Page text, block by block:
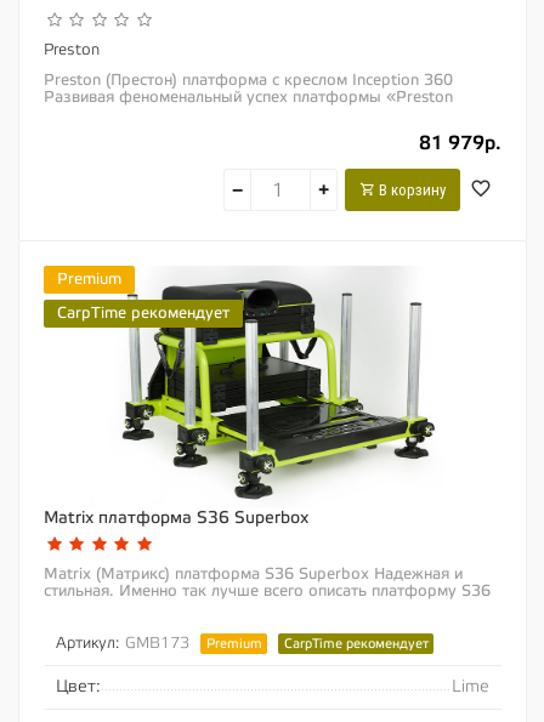
Preston
Preston (Престон) платформа с креслом Inception 360
Развивая феноменальный успех платформы «Preston
81 979р.
− + В корзину
Premium
CarpTime рекомендует
Matrix платформа S36 Superbox
Matrix (Матрикс) платформа S36 Superbox Надежная и
стильная. Именно так лучше всего описать платформу S36
Артикул: GMB173 Premium CarpTime рекомендует
Цвет: Lime